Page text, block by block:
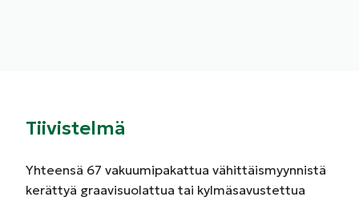
Tiivistelmä
Yhteensä 67 vakuumipakattua vähittäismyynnistä
kerättyä graavisuolattua tai kylmäsavustettua